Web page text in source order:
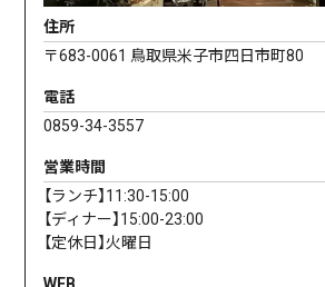
住所
〒683-0061 鳥取県米子市四日市町80
電話
0859-34-3557
営業時間
【ランチ】11:30-15:00
【ディナー】15:00-23:00
【定休日】火曜日
WEB